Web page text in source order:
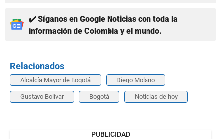
✔️ Síganos en Google Noticias con toda la
información de Colombia y el mundo.
Relacionados
Alcaldía Mayor de Bogotá Diego Molano
Gustavo Bolívar Bogotá Noticias de hoy
PUBLICIDAD